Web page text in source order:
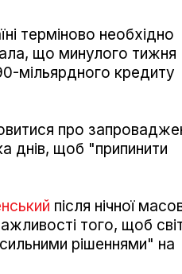
терміново необхідно
що минулого тижня
мільярдного кредиту
про
днів, щоб "припинити
після нічної
того, щоб
рішеннями" на